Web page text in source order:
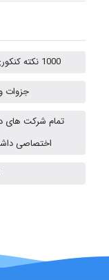
1000 نکته کنکوری + خلاصه جزوات ارشد بهداشت حرفه ای
جزوات
تمام شرکت های
اختصاصی